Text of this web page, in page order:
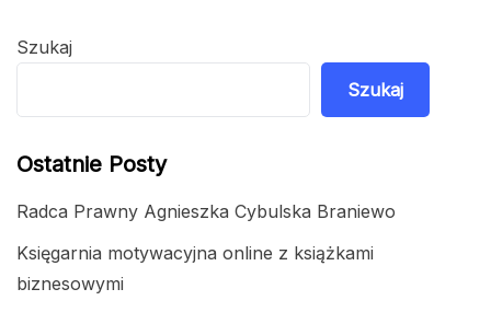
Szukaj
Szukaj
Ostatnie Posty
Radca Prawny Agnieszka Cybulska Braniewo
Księgarnia motywacyjna online z książkami
biznesowymi